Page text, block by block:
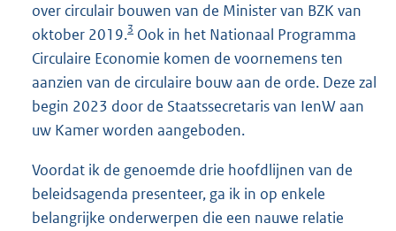
over circulair bouwen van de Minister van BZK van
oktober 2019.3 Ook in het Nationaal Programma
Circulaire Economie komen de voornemens ten
aanzien van de circulaire bouw aan de orde. Deze zal
begin 2023 door de Staatssecretaris van IenW aan
uw Kamer worden aangeboden.
Voordat ik de genoemde drie hoofdlijnen van de
beleidsagenda presenteer, ga ik in op enkele
belangrijke onderwerpen die een nauwe relatie